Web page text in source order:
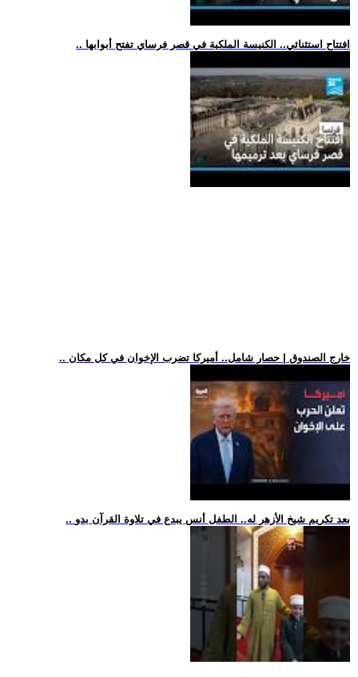
.. افتتاح استثنائي.. الكنيسة الملكية في قصر فرساي تفتح أبوابها
.. خارج الصندوق | حصار شامل.. أميركا تضرب الإخوان في كل مكان
.. بعد تكريم شيخ الأزهر له.. الطفل أنس يبدع في تلاوة القرآن بدو